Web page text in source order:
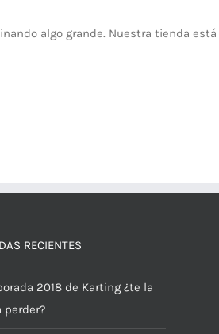
algo grande. Nuestra tienda
RECIENTES
2018 de Karting ¿te la
perder?